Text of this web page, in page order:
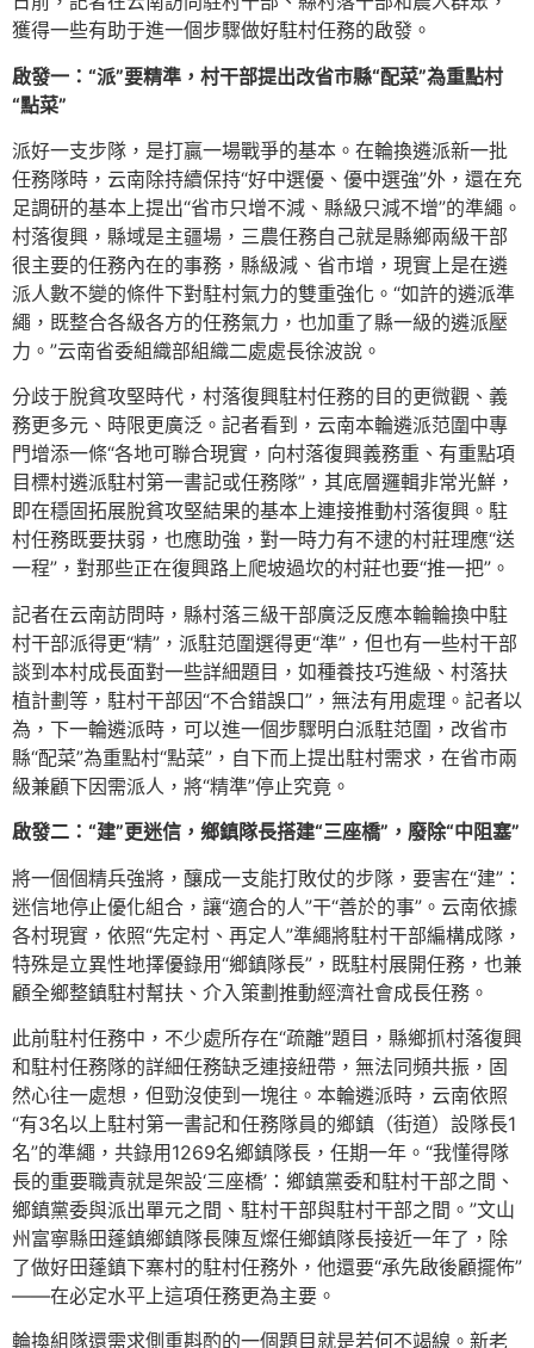
獲得一些有助于進一個步驟做好駐村任務的啟發。
啟發一：“派”要精準，村干部提出改省市縣“配菜”為重點村
“點菜”
派好一支步隊，是打贏一場戰爭的基本。在輪換遴派新一批
任務隊時，云南除持續保持“好中選優、優中選強”外，還在充
足調研的基本上提出“省市只增不減、縣級只減不增”的準繩。
村落復興，縣域是主疆場，三農任務自己就是縣鄉兩級干部
很主要的任務內在的事務，縣級減、省市增，現實上是在遴
派人數不變的條件下對駐村氣力的雙重強化。“如許的遴派準
繩，既整合各級各方的任務氣力，也加重了縣一級的遴派壓
力。”云南省委組織部組織二處處長徐波說。
分歧于脫貧攻堅時代，村落復興駐村任務的目的更微觀、義
務更多元、時限更廣泛。記者看到，云南本輪遴派范圍中專
門增添一條“各地可聯合現實，向村落復興義務重、有重點項
目標村遴派駐村第一書記或任務隊”，其底層邏輯非常光鮮，
即在穩固拓展脫貧攻堅結果的基本上連接推動村落復興。駐
村任務既要扶弱，也應助強，對一時力有不逮的村莊理應“送
一程”，對那些正在復興路上爬坡過坎的村莊也要“推一把”。
記者在云南訪問時，縣村落三級干部廣泛反應本輪輪換中駐
村干部派得更“精”，派駐范圍選得更“準”，但也有一些村干部
談到本村成長面對一些詳細題目，如種養技巧進級、村落扶
植計劃等，駐村干部因“不合錯誤口”，無法有用處理。記者以
為，下一輪遴派時，可以進一個步驟明白派駐范圍，改省市
縣“配菜”為重點村“點菜”，自下而上提出駐村需求，在省市兩
級兼顧下因需派人，將“精準”停止究竟。
啟發二：“建”更迷信，鄉鎮隊長搭建“三座橋”，廢除“中阻塞”
將一個個精兵強將，釀成一支能打敗仗的步隊，要害在“建”：
迷信地停止優化組合，讓“適合的人”干“善於的事”。云南依據
各村現實，依照“先定村、再定人”準繩將駐村干部編構成隊，
特殊是立異性地擇優錄用“鄉鎮隊長”，既駐村展開任務，也兼
顧全鄉整鎮駐村幫扶、介入策劃推動經濟社會成長任務。
此前駐村任務中，不少處所存在“疏離”題目，縣鄉抓村落復興
和駐村任務隊的詳細任務缺乏連接紐帶，無法同頻共振，固
然心往一處想，但勁沒使到一塊往。本輪遴派時，云南依照
“有3名以上駐村第一書記和任務隊員的鄉鎮（街道）設隊長1
名”的準繩，共錄用1269名鄉鎮隊長，任期一年。“我懂得隊
長的重要職責就是架設‘三座橋’：鄉鎮黨委和駐村干部之間、
鄉鎮黨委與派出單元之間、駐村干部與駐村干部之間。”文山
州富寧縣田蓬鎮鄉鎮隊長陳亙燦任鄉鎮隊長接近一年了，除
了做好田蓬鎮下寨村的駐村任務外，他還要“承先啟後顧擺佈”
——在必定水平上這項任務更為主要。
輪換組隊還需求側重斟酌的一個題目就是若何不竭線。新老